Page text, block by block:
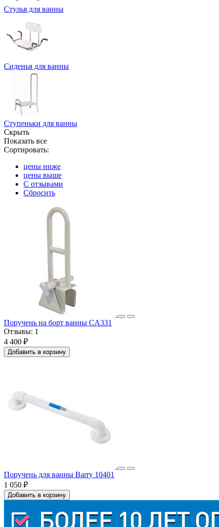
Стулья для ванны
Сиденья для ванны
Ступеньки для ванны
Скрыть
Показать все
Сортировать:
цены ниже
цены выше
С отзывами
Сбросить
Поручень на борт ванны CA331
Отзывы: 1
4 400 ₽
Добавить в корзину
Поручень для ванны Barry 10401
1 050 ₽
Добавить в корзину